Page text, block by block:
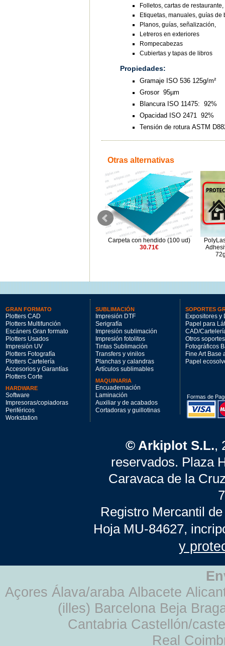
Folletos, cartas de
Etiquetas, manuales, guías
Planos, guías, señalización,
Letreros en exteriores
Rompecabezas
Cubiertas y tapas de libros
Propiedades:
Gramaje ISO 536 125g/m²
Grosor 95µm
Blancura ISO 11475: 92%
Opacidad ISO 2471 92%
Tensión de rotura ASTM
Otras alternativas
SRA3 72gr con corte - 100hj
Carpeta con hendido (100 ud)
30.71€
GRAN FORMATO
Plotters CAD
Plotters Multifunción
Escáners Gran formato
Plotters Usados
Impresión UV
Plotters Fotografía
Plotters Cartelería
Accesorios y Garantías
Plotters Corte
HARDWARE
Software
Impresoras/copiadoras
Periféricos
Workstation
SUBLIMACIÓN
Impresión DTF
Serigrafía
Impresión sublimación
Impresión fotolitos
Tintas Sublimación
Transfers y vinilos
Planchas y calandras
Artículos sublimables
MAQUINARIA
Encuadernación
Laminación
Auxiliar y de acabados
Cortadoras y guillotinas
SOPORTES
Expositores y
Papel para
CAD/
Otros soportes
Fotográficos
Fine Art Base
Papel
Formas de
© Arkiplot S.L.,
reservados. Plaza
Caravaca de la
Registro Mercantil
Hoja MU-84627,
y
Açores Álava/araba Albacete
(illes) Barcelona Beja
Cantabria Castellón/
Real